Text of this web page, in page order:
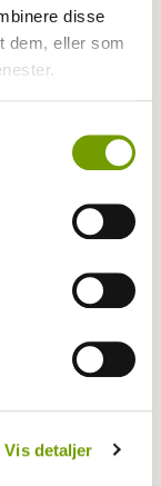
disse
dem, eller som
Vis detaljer